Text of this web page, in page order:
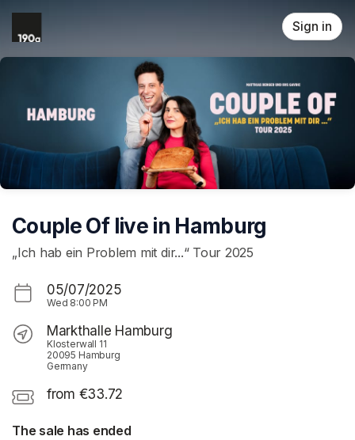
Skip header
Sign in
Couple Of live in Hamburg
„Ich hab ein Problem mit dir...“ Tour 2025
05/07/2025
Wed 8:00 PM
Markthalle Hamburg
Klosterwall 11
20095 Hamburg
Germany
from €33.72
The sale has ended